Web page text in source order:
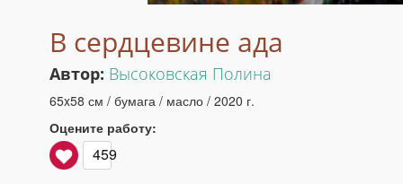
В сердцевине ада
Автор: Высоковская Полина
65x58 см / бумага / масло / 2020 г.
Оцените работу:
459